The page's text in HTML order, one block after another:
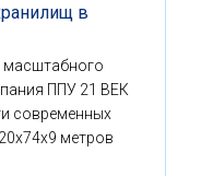
в
масштабного
ППУ 21 ВЕК
современных
метров